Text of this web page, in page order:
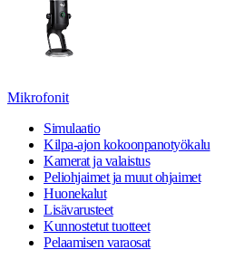
Mikrofonit
Simulaatio
Kilpa-ajon kokoonpanotyökalu
Kamerat ja valaistus
Peliohjaimet ja muut ohjaimet
Huonekalut
Lisävarusteet
Kunnostetut tuotteet
Pelaamisen varaosat